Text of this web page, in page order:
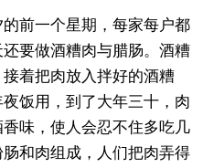
前一个星期，每家每户都
要做酒糟肉与腊肠。酒糟
着把肉放入拌好的酒糟
饭用，到了大年三十，肉
味，使人会忍不住多吃几
和肉组成，人们把肉弄得